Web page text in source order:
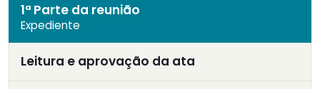
1ª Parte da reunião
Expediente
Leitura e aprovação da ata